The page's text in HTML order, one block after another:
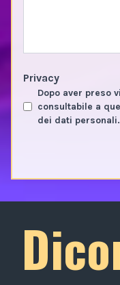
Privacy
Dopo aver preso
consultabile a
dei dati personali.